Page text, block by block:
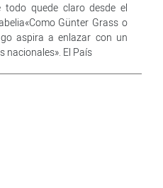
quede claro desde el
Günter Grass o
aspira a enlazar con un
nacionales». El País